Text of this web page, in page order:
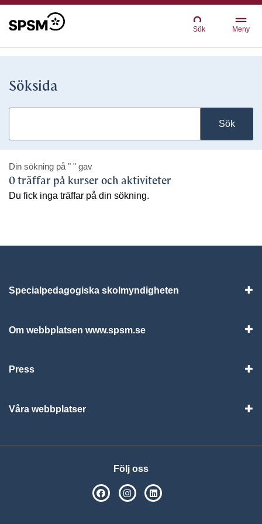
Sök Meny
Söksida
Sök
Din sökning på " " gav
0 träffar på kurser och aktiviteter
Du fick inga träffar på din sökning.
Specialpedagogiska skolmyndigheten
Om webbplatsen www.spsm.se
Press
Våra webbplatser
Följ oss
SPSM på Facebook
SPSM på Instagram